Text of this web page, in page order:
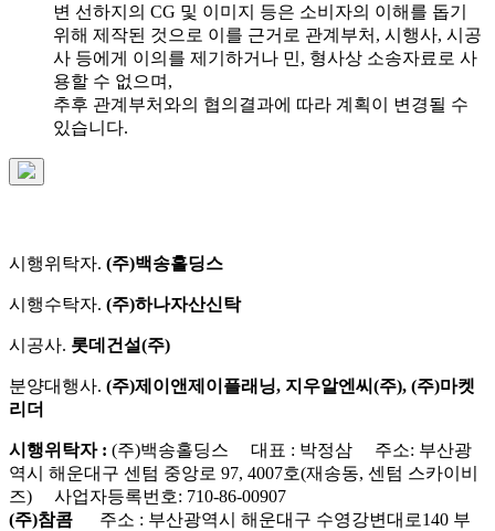
변 선하지의 CG 및 이미지 등은 소비자의 이해를 돕기
위해 제작된 것으로 이를 근거로 관계부처, 시행사, 시공
사 등에게 이의를 제기하거나 민, 형사상 소송자료로 사
용할 수 없으며,
추후 관계부처와의 협의결과에 따라 계획이 변경될 수
있습니다.
시행위탁자. (주)백송홀딩스
시행수탁자. (주)하나자산신탁
시공사. 롯데건설(주)
분양대행사. (주)제이앤제이플래닝, 지우알엔씨(주), (주)마켓
리더
시행위탁자 : (주)백송홀딩스 대표 : 박정삼 주소: 부산광
역시 해운대구 센텀 중앙로 97, 4007호(재송동, 센텀 스카이비
즈) 사업자등록번호: 710-86-00907
(주)참콤 주소 : 부산광역시 해운대구 수영강변대로140 부